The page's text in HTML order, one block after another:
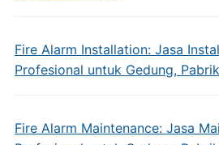
Fire Alarm Installation: Jasa
Profesional untuk Gedung,
Fire Alarm Maintenance: Jasa